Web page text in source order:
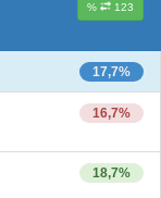
% 123
17,7%
16,7%
18,7%